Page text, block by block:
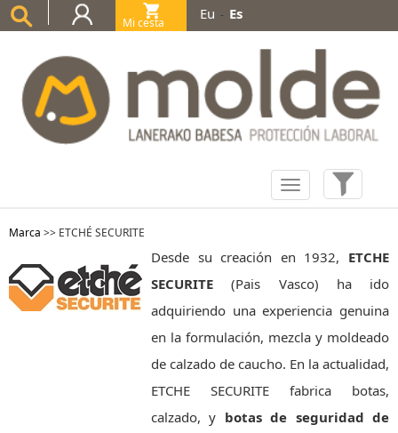
Mi cesta
(0)
Eu - Es
Marca >> ETCHÉ SECURITE
Desde su creación en 1932, ETCHE
SECURITE (Pais Vasco) ha ido
adquiriendo una experiencia genuina
en la formulación, mezcla y moldeado
de calzado de caucho. En la actualidad,
ETCHE SECURITE fabrica botas,
calzado, y botas de seguridad de